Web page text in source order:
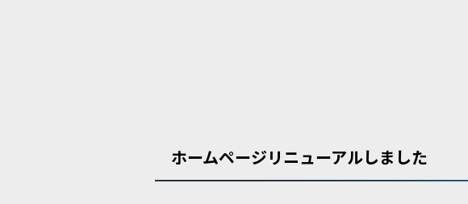
ホームページリニューアルしました